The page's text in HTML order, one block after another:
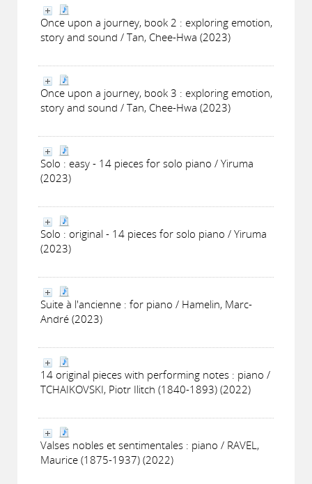
Once upon a journey, book 2 : exploring emotion,
story and sound / Tan, Chee-Hwa (2023)
Once upon a journey, book 3 : exploring emotion,
story and sound / Tan, Chee-Hwa (2023)
Solo : easy - 14 pieces for solo piano / Yiruma
(2023)
Solo : original - 14 pieces for solo piano / Yiruma
(2023)
Suite à l'ancienne : for piano / Hamelin, Marc-
André (2023)
14 original pieces with performing notes : piano /
TCHAIKOVSKI, Piotr Ilitch (1840-1893) (2022)
Valses nobles et sentimentales : piano / RAVEL,
Maurice (1875-1937) (2022)